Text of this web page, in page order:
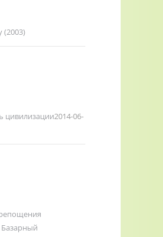
(2003)
цивилизации2014-06-
Базарный